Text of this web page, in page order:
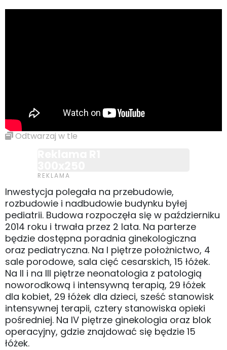
Odtwarzaj w tle
Inwestycja polegała na przebudowie,
rozbudowie i nadbudowie budynku byłej
pediatrii. Budowa rozpoczęła się w październiku
2014 roku i trwała przez 2 lata. Na parterze
będzie dostępna poradnia ginekologiczna
oraz pediatryczna. Na I piętrze położnictwo, 4
sale porodowe, sala cięć cesarskich, 15 łóżek.
Na II i na III piętrze neonatologia z patologią
noworodkową i intensywną terapią, 29 łóżek
dla kobiet, 29 łóżek dla dzieci, sześć stanowisk
intensywnej terapii, cztery stanowiska opieki
pośredniej. Na IV piętrze ginekologia oraz blok
operacyjny, gdzie znajdować się będzie 15
łóżek.